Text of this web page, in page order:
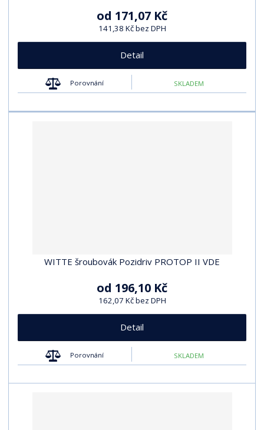
od 171,07 Kč
141,38 Kč bez DPH
Detail
Porovnání SKLADEM
WITTE šroubovák Pozidriv PROTOP II VDE
od 196,10 Kč
162,07 Kč bez DPH
Detail
Porovnání SKLADEM